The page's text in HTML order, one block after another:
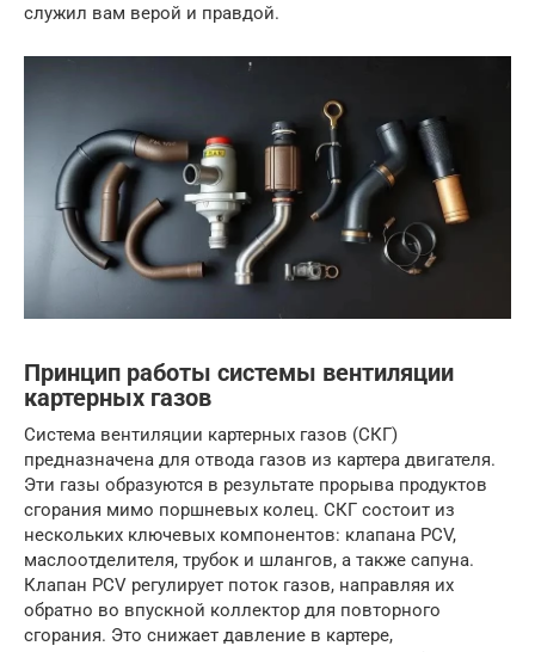
служил вам верой и правдой.
Принцип работы системы вентиляции
картерных газов
Система вентиляции картерных газов (СКГ)
предназначена для отвода газов из картера двигателя.
Эти газы образуются в результате прорыва продуктов
сгорания мимо поршневых колец. СКГ состоит из
нескольких ключевых компонентов: клапана PCV,
маслоотделителя, трубок и шлангов, а также сапуна.
Клапан PCV регулирует поток газов, направляя их
обратно во впускной коллектор для повторного
сгорания. Это снижает давление в картере,